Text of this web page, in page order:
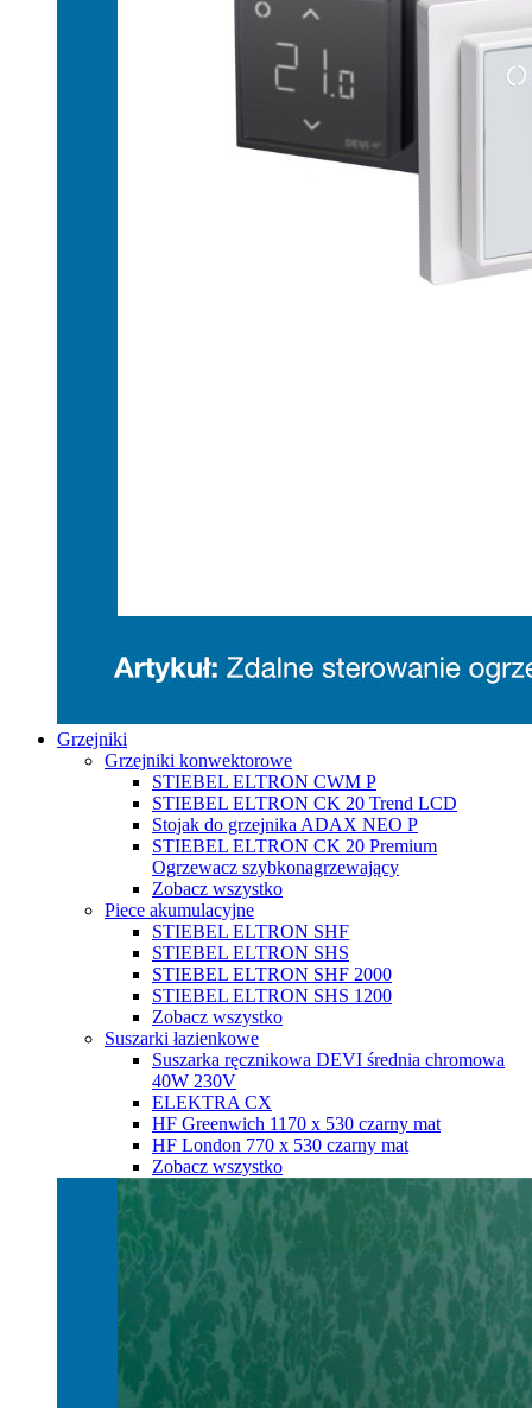
Grzejniki
Grzejniki konwektorowe
STIEBEL ELTRON CWM P
STIEBEL ELTRON CK 20 Trend LCD
Stojak do grzejnika ADAX NEO P
STIEBEL ELTRON CK 20 Premium
Ogrzewacz szybkonagrzewający
Zobacz wszystko
Piece akumulacyjne
STIEBEL ELTRON SHF
STIEBEL ELTRON SHS
STIEBEL ELTRON SHF 2000
STIEBEL ELTRON SHS 1200
Zobacz wszystko
Suszarki łazienkowe
Suszarka ręcznikowa DEVI średnia chromowa
40W 230V
ELEKTRA CX
HF Greenwich 1170 х 530 czarny mat
HF London 770 х 530 czarny mat
Zobacz wszystko